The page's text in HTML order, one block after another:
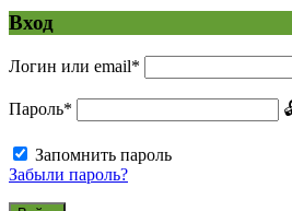
Вход
Логин или email*
Пароль*
Запомнить пароль
Забыли пароль?